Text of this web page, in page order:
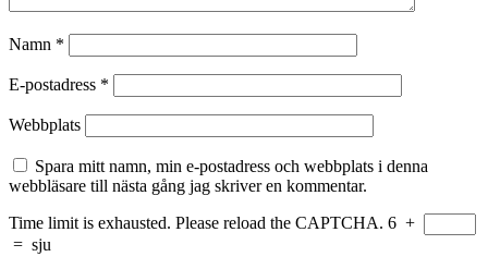
Namn *
E-postadress *
Webbplats
Spara mitt namn, min e-postadress och webbplats i denna
webbläsare till nästa gång jag skriver en kommentar.
Time limit is exhausted. Please reload the CAPTCHA. 6 +
= sju